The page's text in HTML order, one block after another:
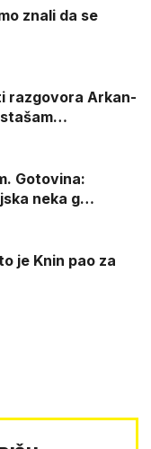
znali da se
razgovora Arkan-
neka g…
je Knin pao za